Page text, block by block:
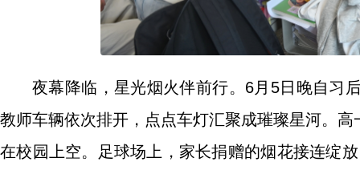
夜幕降临，星光烟火伴前行。6月5日晚自习
教师车辆依次排开，点点车灯汇聚成璀璨星河。
在校园上空。足球场上，家长捐赠的烟花接连绽